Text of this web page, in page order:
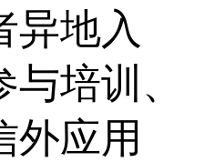
异地入
培训、
外应用